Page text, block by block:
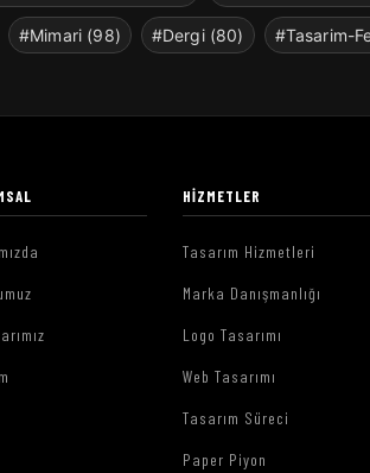
#Mimari (98) #Dergi (80) #Tasarim-
HIZMETLER
Tasarım Hizmetleri
Marka Danışmanlığı
Logo Tasarımı
Web Tasarımı
Tasarım Süreci
Paper Piyon